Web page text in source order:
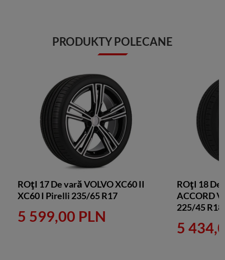
PRODUKTY POLECANE
ROțI 17 De vară VOLVO XC60 II
XC60 I Pirelli 235/65 R17
5 599,00 PLN
ROțI 18
ACCORD
225/45 R18
5